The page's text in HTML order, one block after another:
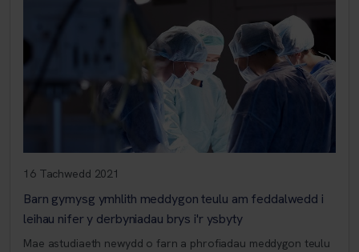
16 Tachwedd 2021
Barn gymysg ymhlith meddygon teulu am feddalwedd i
leihau nifer y derbyniadau brys i'r ysbyty
Mae astudiaeth newydd o farn a phrofiadau meddygon teulu